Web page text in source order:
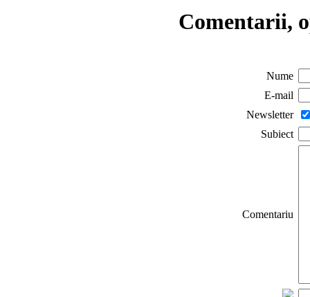
Comentarii,
Nume
E-mail
Newsletter
Subiect
Comentariu